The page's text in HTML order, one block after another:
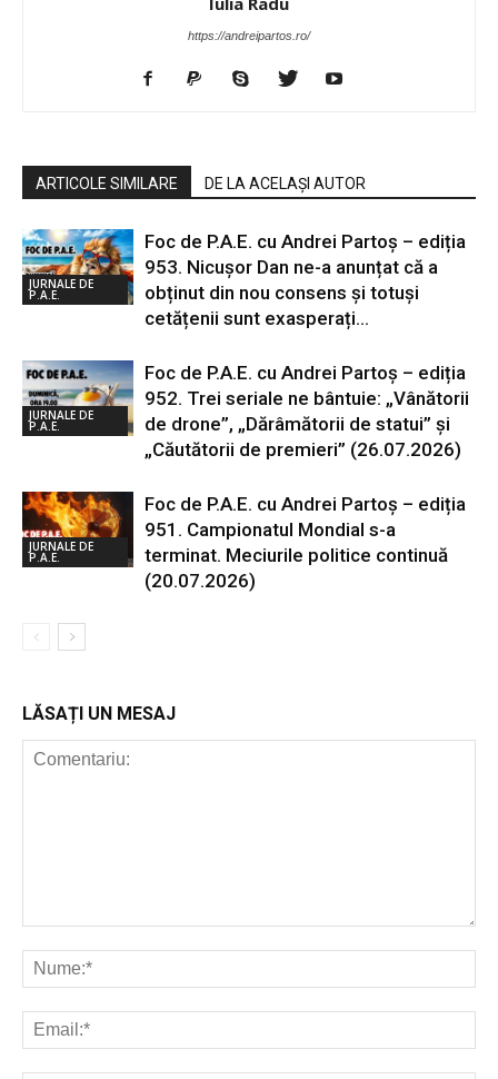
https://andreipartos.ro/
ARTICOLE SIMILARE DE LA ACELAȘI AUTOR
JURNALE DE
P.A.E.
Foc de P.A.E. cu Andrei Partoș – ediția
953. Nicușor Dan ne-a anunțat că a
obținut din nou consens și totuși
cetățenii sunt exasperați...
JURNALE DE
P.A.E.
Foc de P.A.E. cu Andrei Partoș – ediția
952. Trei seriale ne bântuie: „Vânătorii
de drone”, „Dărâmătorii de statui” și
„Căutătorii de premieri” (26.07.2026)
JURNALE DE
P.A.E.
Foc de P.A.E. cu Andrei Partoș – ediția
951. Campionatul Mondial s-a
terminat. Meciurile politice continuă
(20.07.2026)
LĂSAȚI UN MESAJ